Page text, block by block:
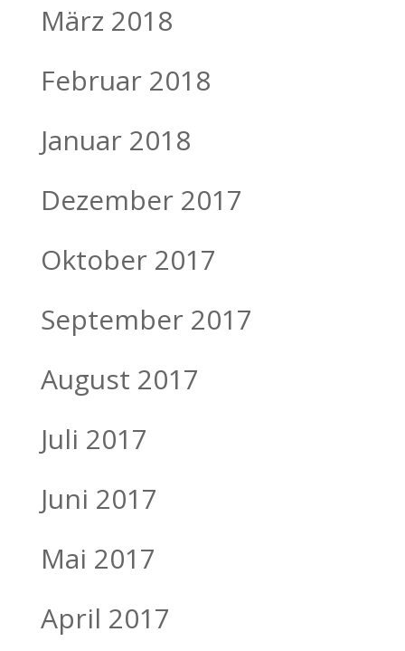
März 2018
Februar 2018
Januar 2018
Dezember 2017
Oktober 2017
September 2017
August 2017
Juli 2017
Juni 2017
Mai 2017
April 2017